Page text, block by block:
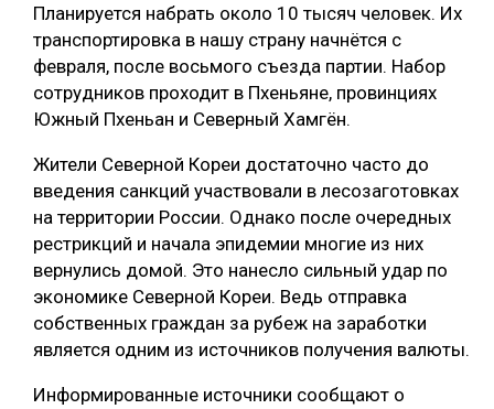
ЛЕСОВОССТАНОВЛЕНИЕ И ЗАЩИТА
ЛОГИСТИКА
ПРОИЗВОДСТВО ДРЕВЕСНЫХ ПЛИТ
КОМПЛЕКСНАЯ ПЕРЕРАБОТКА
ДЕРЕВЯННОЕ ДОМОСТРОЕНИЕ
БЕЗОПАСНОЕ ПРОИЗВОДСТВО
СОРТИРОВКА ДРЕВЕСИНЫ
СУШКА ДРЕВЕСИНЫ
ТЕМАТИЧЕСКИЕ ПРОЕКТЫ
ПОДБОРКИ СТАТЕЙ
Планируется набрать около 10 тысяч человек. Их
транспортировка в нашу страну начнётся с
февраля, после восьмого съезда партии. Набор
сотрудников проходит в Пхеньяне, провинциях
Южный Пхеньан и Северный Хамгён.
Жители Северной Кореи достаточно часто до
введения санкций участвовали в лесозаготовках
на территории России. Однако после очередных
рестрикций и начала эпидемии многие из них
вернулись домой. Это нанесло сильный удар по
экономике Северной Кореи. Ведь отправка
собственных граждан за рубеж на заработки
является одним из источников получения валюты.
Информированные источники сообщают о